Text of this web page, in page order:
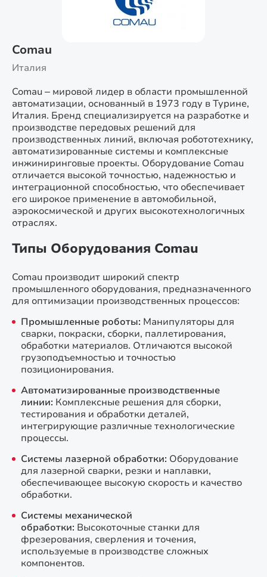
Comau
Италия
Comau – мировой лидер в области промышленной
автоматизации, основанный в 1973 году в Турине,
Италия. Бренд специализируется на разработке и
производстве передовых решений для
производственных линий, включая робототехнику,
автоматизированные системы и комплексные
инжиниринговые проекты. Оборудование Comau
отличается высокой точностью, надежностью и
интеграционной способностью, что обеспечивает
его широкое применение в автомобильной,
аэрокосмической и других высокотехнологичных
отраслях.
Типы Оборудования Comau
Comau производит широкий спектр
промышленного оборудования, предназначенного
для оптимизации производственных процессов:
Промышленные роботы: Манипуляторы для
сварки, покраски, сборки, паллетирования,
обработки материалов. Отличаются высокой
грузоподъемностью и точностью
позиционирования.
Автоматизированные производственные
линии: Комплексные решения для сборки,
тестирования и обработки деталей,
интегрирующие различные технологические
процессы.
Системы лазерной обработки: Оборудование
для лазерной сварки, резки и наплавки,
обеспечивающее высокую скорость и качество
обработки.
Системы механической
обработки: Высокоточные станки для
фрезерования, сверления и точения,
используемые в производстве сложных
компонентов.